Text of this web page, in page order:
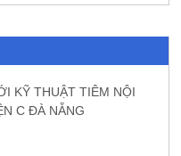
KỸ THUẬT TIÊM NỘI
C ĐÀ NẴNG